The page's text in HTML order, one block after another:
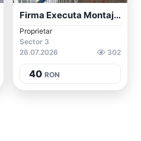
Firma Executa Montaj Faianta - Gresie
Proprietar
Sector 3
26.07.2026
302
40 RON